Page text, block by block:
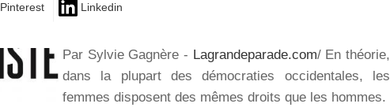
Pinterest Linkedin
Par Sylvie Gagnère - Lagrandeparade.com/ En théorie,
dans la plupart des démocraties occidentales, les
femmes disposent des mêmes droits que les hommes.